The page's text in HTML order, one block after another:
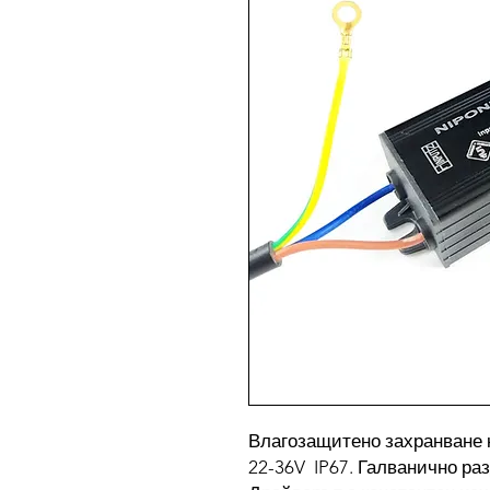
Влагозащитено захранване
22-36V IP67. Галванично